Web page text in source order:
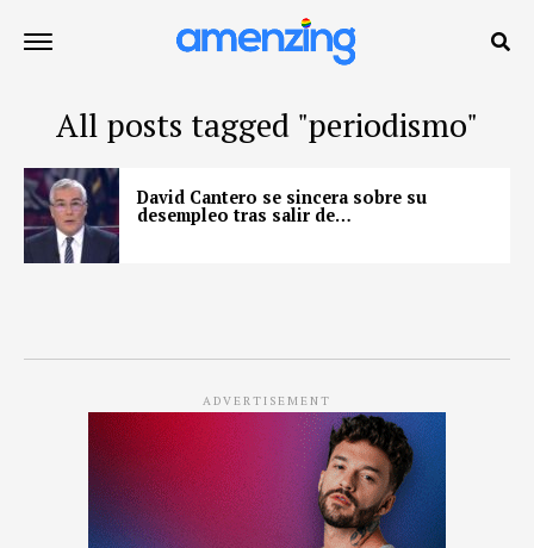
All posts tagged "periodismo"
David Cantero se sincera sobre su
desempleo tras salir de…
ADVERTISEMENT